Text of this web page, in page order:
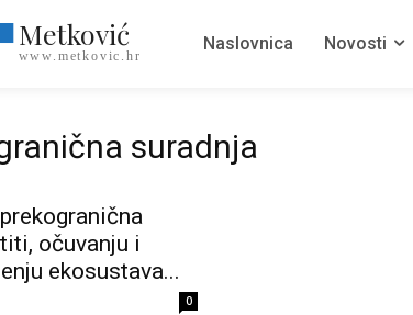
Metković
www.metkovic.hr
Naslovnica Novosti
suradnja
očuvanju i
ekosustava...
0